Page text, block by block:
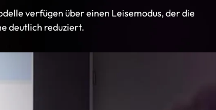
verfügen über einen Leisemodus, der die
deutlich reduziert.